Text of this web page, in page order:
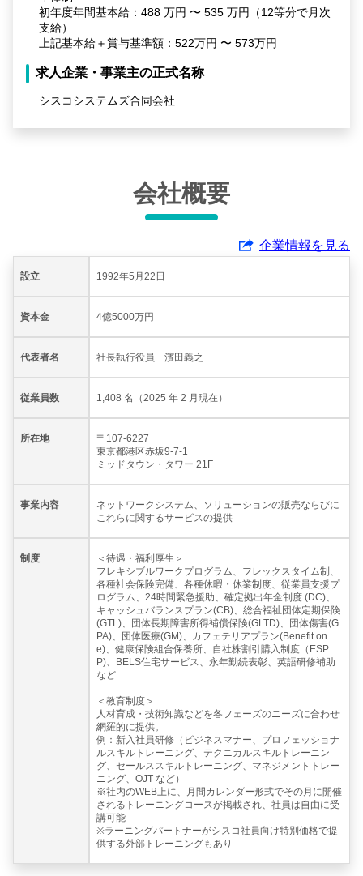
初年度年間基本給：488 万円 〜 535 万円（12等分で月次
支給）
上記基本給＋賞与基準額：522万円 〜 573万円
求人企業・事業主の正式名称
シスコシステムズ合同会社
会社概要
企業情報を見る
設立 1992年5月22日
資本金 4億5000万円
代表者名 社長執行役員 濱田義之
従業員数 1,408 名（2025 年 2 月現在）
所在地
〒107-6227
東京都港区赤坂9-7-1
ミッドタウン・タワー 21F
事業内容
ネットワークシステム、ソリューションの販売ならびに
これらに関するサービスの提供
制度
＜待遇・福利厚生＞
フレキシブルワークプログラム、フレックスタイム制、
各種社会保険完備、各種休暇・休業制度、従業員支援プ
ログラム、24時間緊急援助、確定拠出年金制度 (DC)、
キャッシュバランスプラン(CB)、総合福祉団体定期保険
(GTL)、団体長期障害所得補償保険(GLTD)、団体傷害(G
PA)、団体医療(GM)、カフェテリアプラン(Benefit on
e)、健康保険組合保養所、自社株割引購入制度（ESP
P)、BELS住宅サービス、永年勤続表彰、英語研修補助
など
＜教育制度＞
人材育成・技術知識などを各フェーズのニーズに合わせ
網羅的に提供。
例：新入社員研修（ビジネスマナー、プロフェッショナ
ルスキルトレーニング、テクニカルスキルトレーニン
グ、セールススキルトレーニング、マネジメントトレー
ニング、OJT など）
※社内のWEB上に、月間カレンダー形式でその月に開催
されるトレーニングコースが掲載され、社員は自由に受
講可能
※ラーニングパートナーがシスコ社員向け特別価格で提
供する外部トレーニングもあり